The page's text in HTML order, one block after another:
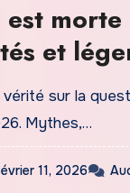
est
et
vérité sur la
Mythes,…
11, 2026